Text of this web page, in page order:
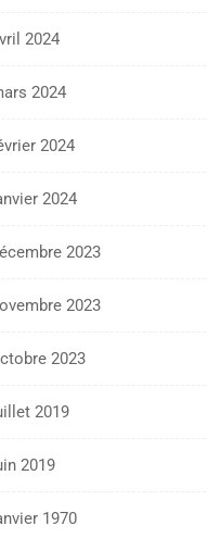
2024
2024
2024
2024
2023
2023
2023
2019
2019
1970